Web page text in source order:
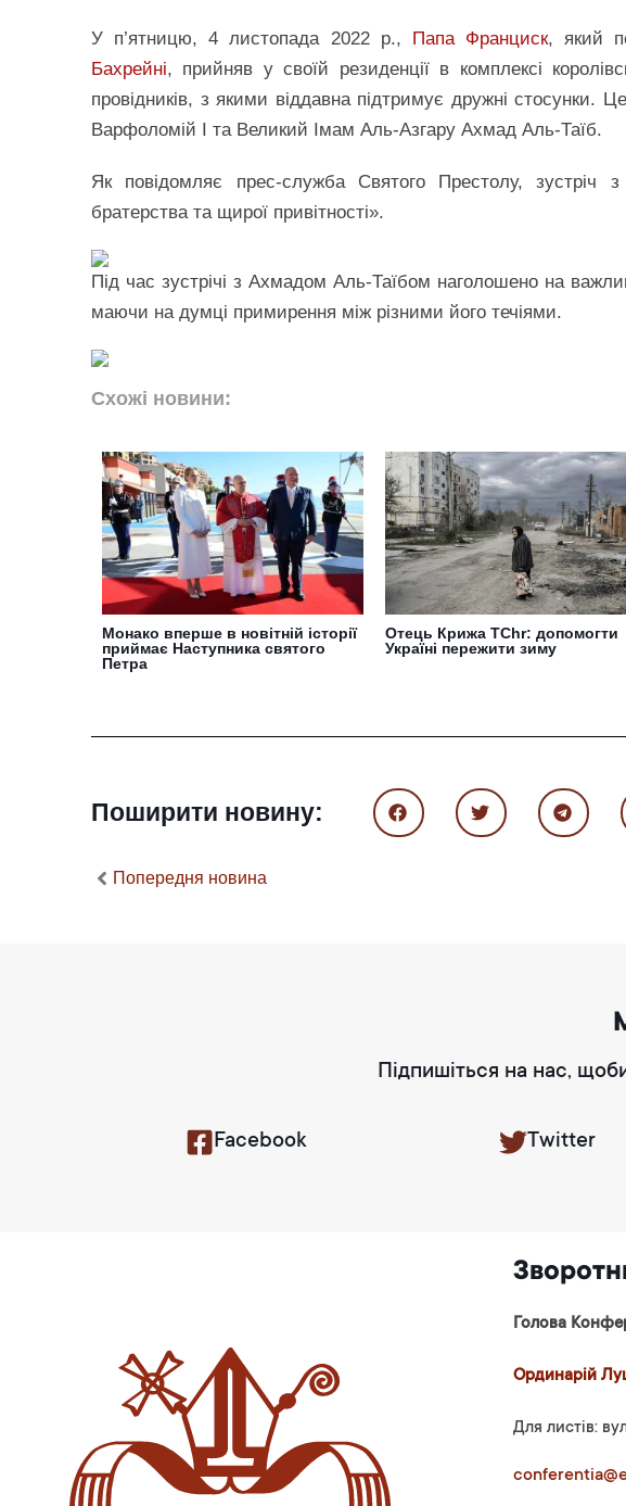
У п’ятницю, 4 листопада 2022 р., Папа Франциск, який
Бахрейні, прийняв у своїй резиденції в комплексі
провідників, з якими віддавна підтримує дружні стосунки.
Варфоломій І та Великий Імам Аль-Азгару Ахмад Аль-Таїб.
Як повідомляє прес-служба Святого Престолу, зустріч
братерства та щирої привітності».
Під час зустрічі з Ахмадом Аль-Таїбом наголошено на
маючи на думці примирення між різними його течіями.
Схожі новини:
Монако вперше в новітній історії
приймає Наступника святого
Петра
Отець Крижа TChr: допомогти
Україні пережити зиму
Поширити новину:
Попередня новина
Підпишіться на нас,
Facebook Twitter
Голова
Ординарій
Для листів: